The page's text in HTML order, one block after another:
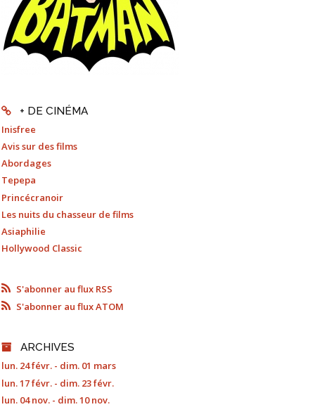
+ DE CINÉMA
Inisfree
Avis sur des films
Abordages
Tepepa
Princécranoir
Les nuits du chasseur de films
Asiaphilie
Hollywood Classic
S'abonner au flux RSS
S'abonner au flux ATOM
ARCHIVES
lun. 24 févr. - dim. 01 mars
lun. 17 févr. - dim. 23 févr.
lun. 04 nov. - dim. 10 nov.